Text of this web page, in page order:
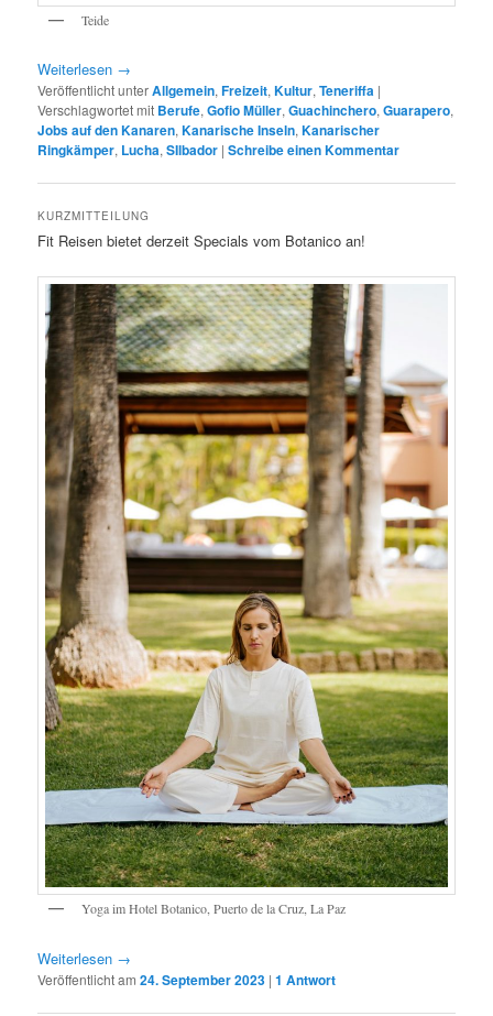
Teide
Weiterlesen →
Veröffentlicht unterAllgemein,Freizeit,Kultur,Teneriffa |
Verschlagwortet mit Berufe,Gofio Müller,Guachinchero,Guarapero,
Jobs auf den Kanaren,Kanarische Inseln,Kanarischer
Ringkämper, Lucha,SIlbador |Schreibe einen Kommentar
KURZMITTEILUNG
Fit Reisen bietet derzeit Specials vom Botanico an!
Yoga im Hotel Botanico, Puerto de la Cruz, La Paz
Weiterlesen →
Veröffentlicht am24. September 2023 |1 Antwort